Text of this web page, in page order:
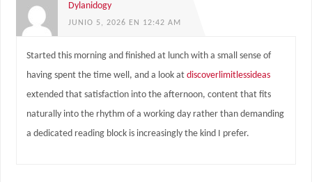
Dylanidogy
JUNIO 5, 2026 EN 12:42 AM
Started this morning and finished at lunch with a small sense of
having spent the time well, and a look at discoverlimitlessideas
extended that satisfaction into the afternoon, content that fits
naturally into the rhythm of a working day rather than demanding
a dedicated reading block is increasingly the kind I prefer.